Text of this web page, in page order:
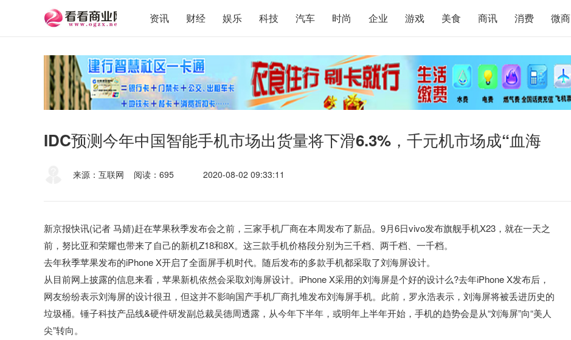
资讯 财经 娱乐 科技 汽车 时尚 企业 游戏 美食 商讯 消费 微商
IDC预测今年中国智能手机市场出货量将下滑6.3%，千元机市场成“血海
来源：互联网 阅读：695 2020-08-02 09:33:11
新京报快讯(记者 马婧)赶在苹果秋季发布会之前，三家手机厂商在本周发布了新品。9月6日vivo发布旗舰手机X23，就在一天之
前，努比亚和荣耀也带来了自己的新机Z18和8X。这三款手机价格段分别为三千档、两千档、一千档。
去年秋季苹果发布的iPhone X开启了全面屏手机时代。随后发布的多款手机都采取了刘海屏设计。
从目前网上披露的信息来看，苹果新机依然会采取刘海屏设计。iPhone X采用的刘海屏是个好的设计么?去年iPhone X发布后，
网友纷纷表示刘海屏的设计很丑，但这并不影响国产手机厂商扎堆发布刘海屏手机。此前，罗永浩表示，刘海屏将被丢进历史的
垃圾桶。锤子科技产品线&硬件研发副总裁吴德周透露，从今年下半年，或明年上半年开始，手机的趋势会是从“刘海屏”向“美人
尖”转向。